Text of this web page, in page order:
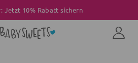
Jetzt 10% Rabatt sichern